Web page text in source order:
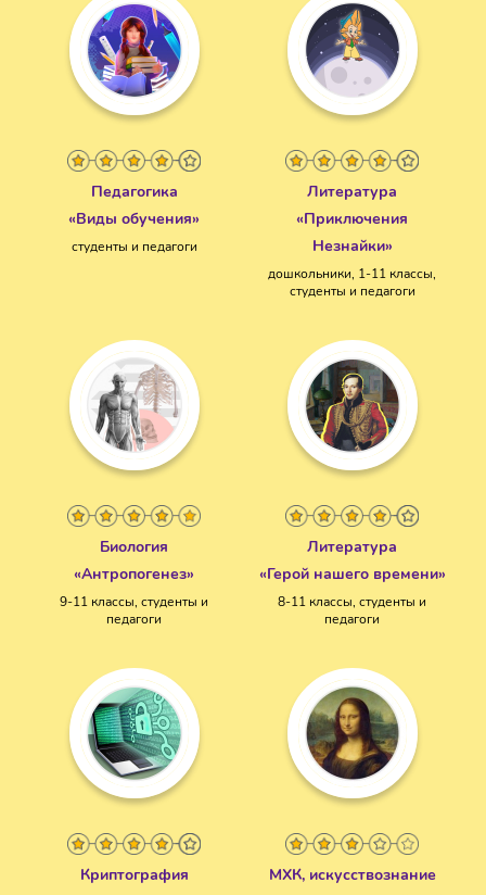
Педагогика
«Виды обучения»
студенты и педагоги
Литература
«Приключения
Незнайки»
дошкольники, 1-11 классы,
студенты и педагоги
Биология
«Антропогенез»
9-11 классы, студенты и
педагоги
Литература
«Герой нашего времени»
8-11 классы, студенты и
педагоги
Криптография
МХК, искусствознание